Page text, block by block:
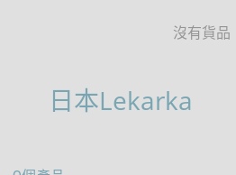
沒有貨品
日本Lekarka